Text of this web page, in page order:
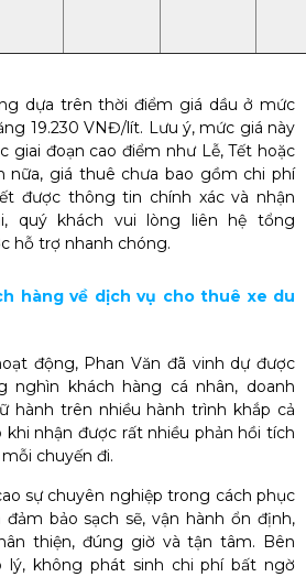
dựa trên thời điểm giá dầu ở mức
19.230 VNĐ/lít. Lưu ý, mức giá này
giai đoạn cao điểm như Lễ, Tết hoặc
nữa, giá thuê chưa bao gồm chi phí
được thông tin chính xác và nhận
quý khách vui lòng liên hệ tổng
hỗ trợ nhanh chóng.
hàng về dịch vụ cho thuê xe du
động, Phan Văn đã vinh dự được
nghìn khách hàng cá nhân, doanh
hành trên nhiều hành trình khắp cả
nhận được rất nhiều phản hồi tích
chuyến đi.
sự chuyên nghiệp trong cách phục
bảo sạch sẽ, vận hành ổn định,
thiện, đúng giờ và tận tâm. Bên
lý, không phát sinh chi phí bất ngờ